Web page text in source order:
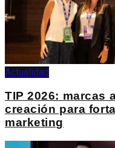
Actualidad
TIP 2026: marcas
creación para
marketing